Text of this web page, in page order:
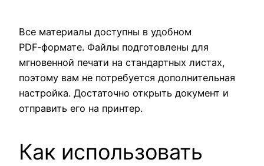
Все материалы доступны в удобном
PDF‑формате. Файлы подготовлены для
мгновенной печати на стандартных листах,
поэтому вам не потребуется дополнительная
настройка. Достаточно открыть документ и
отправить его на принтер.
Как использовать